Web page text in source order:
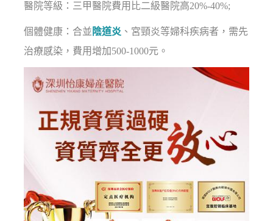
醫院等級：三甲醫院費用比二級醫院高20%-40%;
個體健康：合並 陰道炎 、宮頸炎等婦科疾病者，需先
治療感染，費用增加500-1000元。